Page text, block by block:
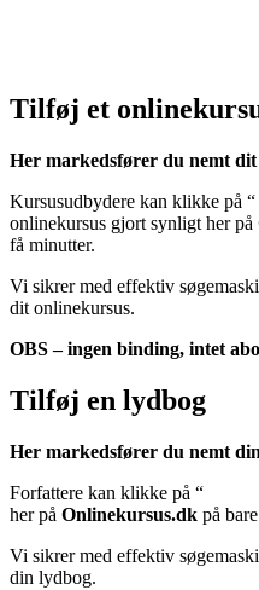
Tilføj et
Her markedsfører du nemt
Kursusudbydere kan klikke på “
onlinekursus gjort synligt her på
få minutter.
Vi sikrer med effektiv
dit onlinekursus.
OBS – ingen binding, intet
Tilføj en lydbog
Her markedsfører du nemt
Forfattere kan klikke på “
her på Onlinekursus.dk på
Vi sikrer med effektiv
din lydbog.